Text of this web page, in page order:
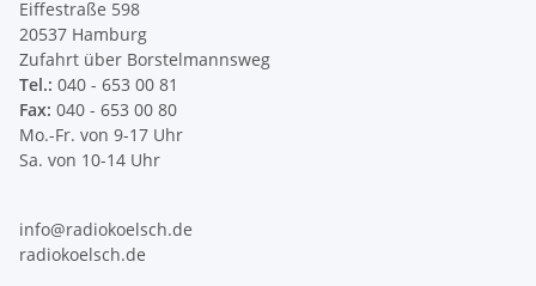
Eiffestraße 598
20537 Hamburg
Zufahrt über Borstelmannsweg
Tel.: 040 - 653 00 81
Fax: 040 - 653 00 80
Mo.-Fr. von 9-17 Uhr
Sa. von 10-14 Uhr
info@radiokoelsch.de
radiokoelsch.de